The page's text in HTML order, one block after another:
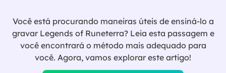
Você está procurando maneiras úteis de ensiná-lo a
gravar Legends of Runeterra? Leia esta passagem e
você encontrará o método mais adequado para
você. Agora, vamos explorar este artigo!
